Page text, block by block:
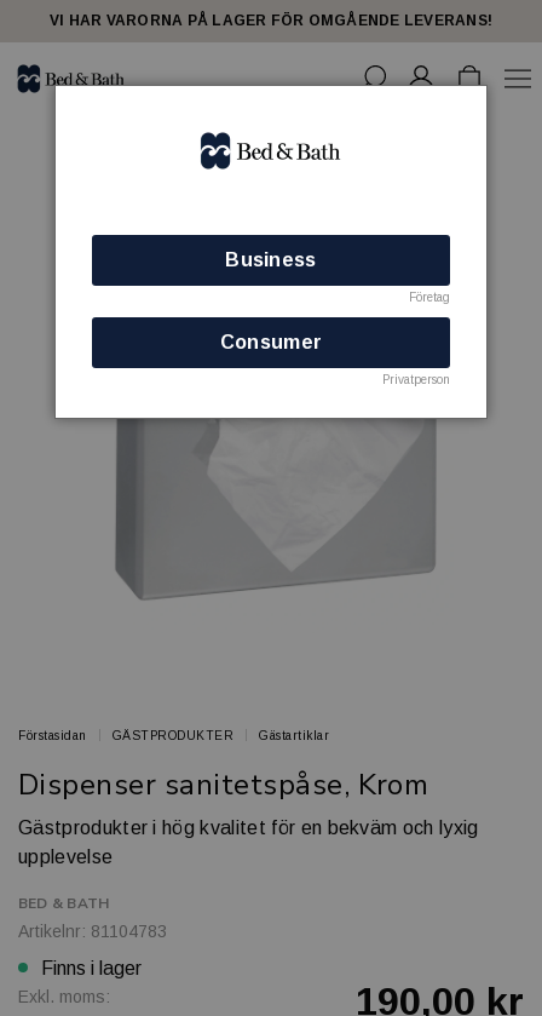
VI HAR VARORNA PÅ LAGER FÖR OMGÅENDE LEVERANS!
Förstasidan GÄSTPRODUKTER Gästartiklar
Dispenser sanitetspåse, Krom
Gästprodukter i hög kvalitet för en bekväm och lyxig
upplevelse
BED & BATH
Artikelnr: 81104783
Finns i lager
Exkl. moms: 190,00 kr
Business
Företag
Consumer
Privatperson